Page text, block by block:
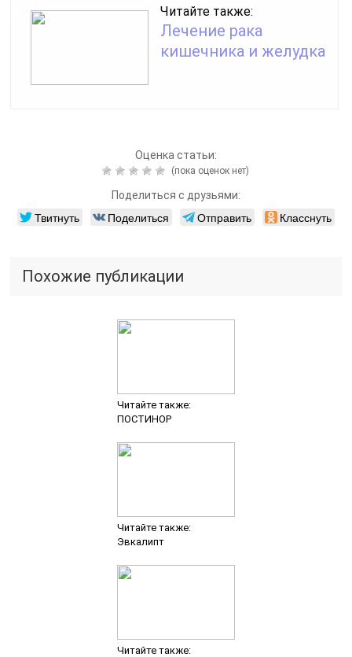
Читайте также:
Лечение рака
кишечника и желудка
Оценка статьи:
(пока оценок нет)
Поделиться с друзьями:
Твитнуть Поделиться Отправить Класснуть
Похожие публикации
Читайте также:
ПОСТИНОР
Читайте также:
Эвкалипт
Читайте также: